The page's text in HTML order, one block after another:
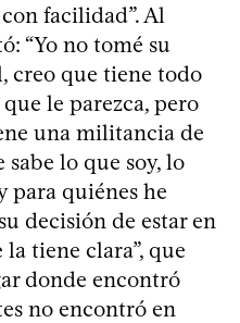
facilidad”. Al
“Yo no tomé su
creo que tiene todo
le parezca, pero
una militancia de
sabe lo que soy, lo
para quiénes he
decisión de estar en
tiene clara”, que
donde encontró
no encontró en